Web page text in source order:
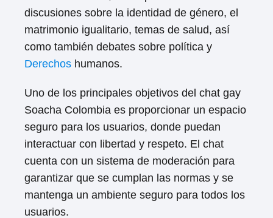
discusiones sobre la identidad de género, el
matrimonio igualitario, temas de salud, así
como también debates sobre política y
Derechos humanos.
Uno de los principales objetivos del chat gay
Soacha Colombia es proporcionar un espacio
seguro para los usuarios, donde puedan
interactuar con libertad y respeto. El chat
cuenta con un sistema de moderación para
garantizar que se cumplan las normas y se
mantenga un ambiente seguro para todos los
usuarios.